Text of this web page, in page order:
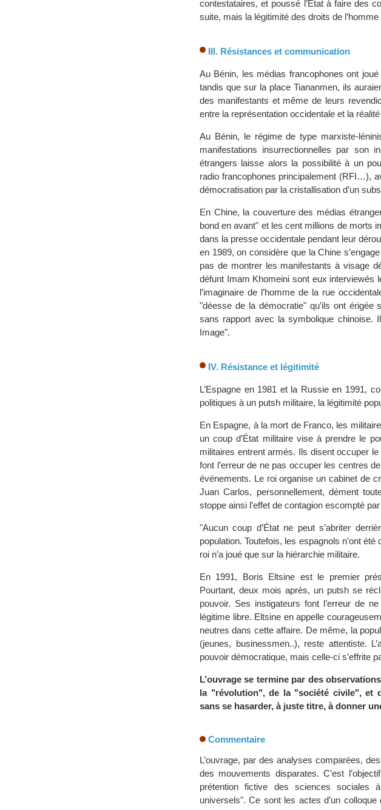
contestataires, et poussé l’État à faire des
suite, mais la légitimité des droits de
III. Résistances et communication
Au Bénin, les médias francophones ont
tandis que sur la place Tiananmen, ils
des manifestants et même de leurs
entre la représentation occidentale et la
Au Bénin, le régime de type marxiste-
manifestations insurrectionnelles par son
étrangers laisse alors la possibilité à un
radio francophones principalement (RFI…),
démocratisation par la cristallisation d’un
En Chine, la couverture des médias
bond en avant" et les cent millions de morts
dans la presse occidentale pendant leur
en 1989, on considère que la Chine
pas de montrer les manifestants à visage
défunt Imam Khomeini sont eux interviewés
l’imaginaire de l’homme de la rue
"déesse de la démocratie" qu’ils ont
sans rapport avec la symbolique chinoise.
Image".
IV. Résistance et légitimité
L’Espagne en 1981 et la Russie en 1991,
politiques à un putsh militaire, la légitimité
En Espagne, à la mort de Franco, les
un coup d’État militaire vise à prendre le
militaires entrent armés. Ils disent occuper
font l’erreur de ne pas occuper les centres
événements. Le roi organise un cabinet de
Juan Carlos, personnellement, dément
stoppe ainsi l’effet de contagion escompté
"Aucun coup d’État ne peut s’abriter
population. Toutefois, les espagnols n’ont
roi n’a joué que sur la hiérarchie militaire.
En 1991, Boris Eltsine est le premier
Pourtant, deux mois après, un putsh se
pouvoir. Ses instigateurs font l’erreur de
légitime libre. Eltsine en appelle
neutres dans cette affaire. De même, la
(jeunes, businessmen..), reste attentiste.
pouvoir démocratique, mais celle-ci s’effrite
L’ouvrage se termine par des
la "révolution", de la "société civile", et
sans se hasarder, à juste titre, à donner
Commentaire
L’ouvrage, par des analyses comparées,
des mouvements disparates. C’est
prétention fictive des sciences sociales
universels". Ce sont les actes d’un